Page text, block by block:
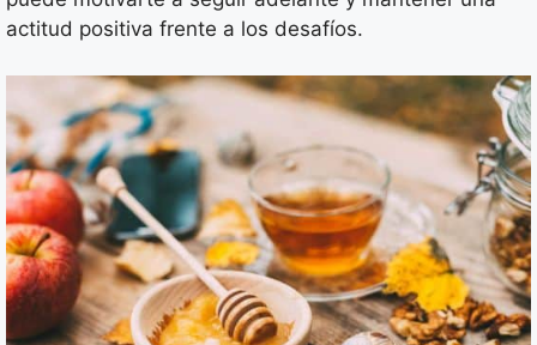
actitud positiva frente a los desafíos.